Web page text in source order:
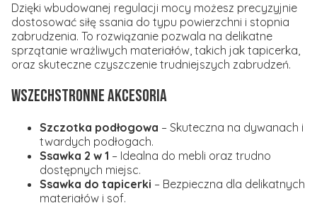
Dzięki wbudowanej regulacji mocy możesz precyzyjnie
dostosować siłę ssania do typu powierzchni i stopnia
zabrudzenia. To rozwiązanie pozwala na delikatne
sprzątanie wrażliwych materiałów, takich jak tapicerka,
oraz skuteczne czyszczenie trudniejszych zabrudzeń.
Wszechstronne akcesoria
Szczotka podłogowa – Skuteczna na dywanach i
twardych podłogach.
Ssawka 2 w 1 – Idealna do mebli oraz trudno
dostępnych miejsc.
Ssawka do tapicerki – Bezpieczna dla delikatnych
materiałów i sof.